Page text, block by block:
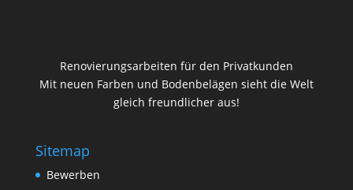
Renovierungsarbeiten für den Privatkunden
Mit neuen Farben und Bodenbelägen sieht die Welt
gleich freundlicher aus!
Sitemap
Bewerben